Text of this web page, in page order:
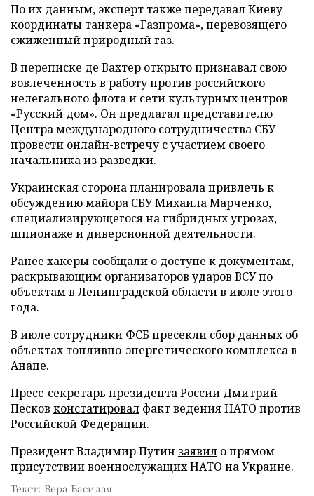
По их данным, эксперт также передавал Киеву
координаты танкера «Газпрома», перевозящего
сжиженный природный газ.
В переписке де Вахтер открыто признавал свою
вовлеченность в работу против российского
нелегального флота и сети культурных центров
«Русский дом». Он предлагал представителю
Центра международного сотрудничества СБУ
провести онлайн-встречу с участием своего
начальника из разведки.
Украинская сторона планировала привлечь к
обсуждению майора СБУ Михаила Марченко,
специализирующегося на гибридных угрозах,
шпионаже и диверсионной деятельности.
Ранее хакеры сообщали о доступе к документам,
раскрывающим организаторов ударов ВСУ по
объектам в Ленинградской области в июле этого
года.
В июле сотрудники ФСБ пресекли сбор данных об
объектах топливно-энергетического комплекса в
Анапе.
Пресс-секретарь президента России Дмитрий
Песков констатировал факт ведения НАТО против
Российской Федерации.
Президент Владимир Путин заявил о прямом
присутствии военнослужащих НАТО на Украине.
Текст: Вера Басилая